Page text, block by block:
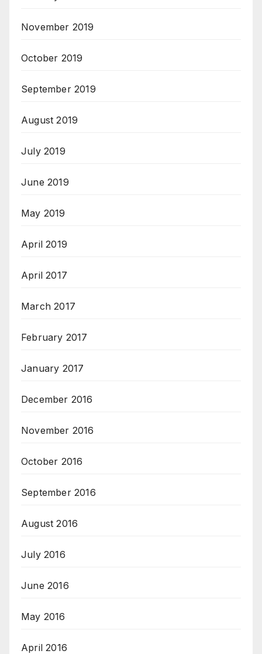
November 2019
October 2019
September 2019
August 2019
July 2019
June 2019
May 2019
April 2019
April 2017
March 2017
February 2017
January 2017
December 2016
November 2016
October 2016
September 2016
August 2016
July 2016
June 2016
May 2016
April 2016